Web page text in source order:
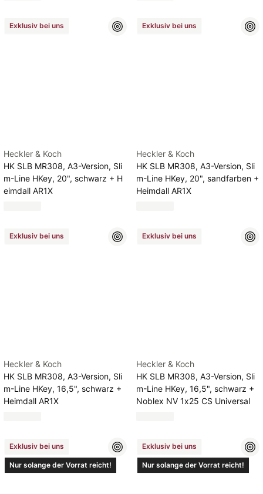
Exklusiv bei uns
Heckler & Koch
HK SLB MR308, A3-Version, Sli
m-Line HKey, 20", schwarz + H
eimdall AR1X
Exklusiv bei uns
Heckler & Koch
HK SLB MR308, A3-Version, Sli
m-Line HKey, 20", sandfarben +
Heimdall AR1X
Exklusiv bei uns
Heckler & Koch
HK SLB MR308, A3-Version, Sli
m-Line HKey, 16,5", schwarz +
Heimdall AR1X
Exklusiv bei uns
Heckler & Koch
HK SLB MR308, A3-Version, Sli
m-Line HKey, 16,5", schwarz +
Noblex NV 1x25 CS Universal
Exklusiv bei uns
Nur solange der Vorrat reicht!
Exklusiv bei uns
Nur solange der Vorrat reicht!